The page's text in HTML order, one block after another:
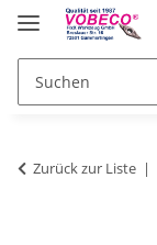
Zurück zur Liste